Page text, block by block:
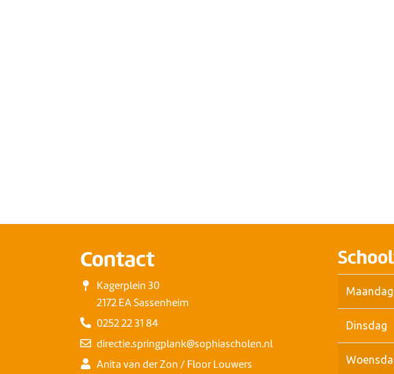
Contact
Kagerplein 30
2172 EA Sassenheim
0252 22 31 84
directie.springplank@sophiascholen.nl
Anita van der Zon / Floor Louwers
Maandag
Dinsdag